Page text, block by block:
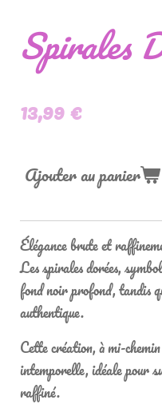
Spirales
13,99 €
Ajouter au panier
Élégance brute et
Les spirales dorées,
fond noir profond, tandis
authentique.
Cette création, à mi-
intemporelle, idéale pour
raffiné.